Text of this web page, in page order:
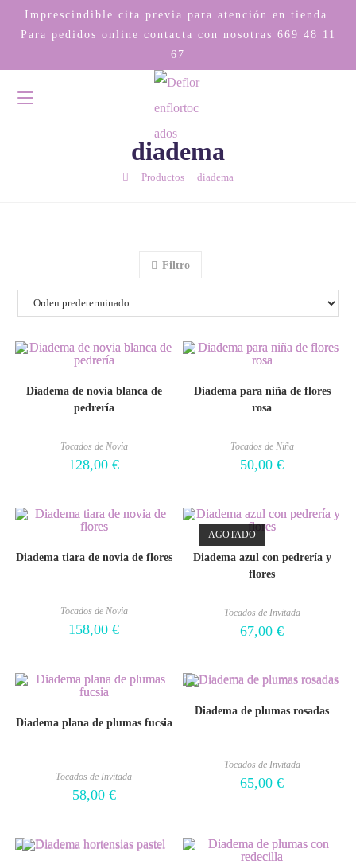
Imprescindible cita previa para atención en tienda.
Para pedidos online contacta con nosotras 669 48 11
67
diadema
Productos diadema
Filtro
Diadema de novia blanca de
pedrería
Tocados de Novia
128,00€
Diadema para niña de flores
rosa
Tocados de Niña
50,00€
Diadema tiara de novia de flores
Tocados de Novia
158,00€
AGOTADO
Diadema azul con pedrería y
flores
Tocados de Invitada
67,00€
Diadema plana de plumas fucsia
Tocados de Invitada
58,00 €
Diadema de plumas rosadas
Tocados de Invitada
65,00€